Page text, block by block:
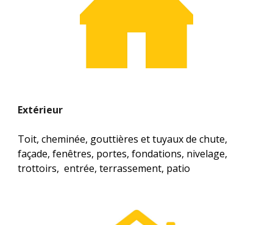
Extérieur
Toit, cheminée, gouttières et tuyaux de chute,
façade, fenêtres, portes, fondations, nivelage,
trottoirs,  entrée, terrassement, patio